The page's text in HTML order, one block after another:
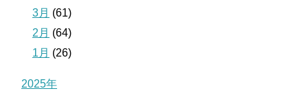
3月 (61)
2月 (64)
1月 (26)
2025年